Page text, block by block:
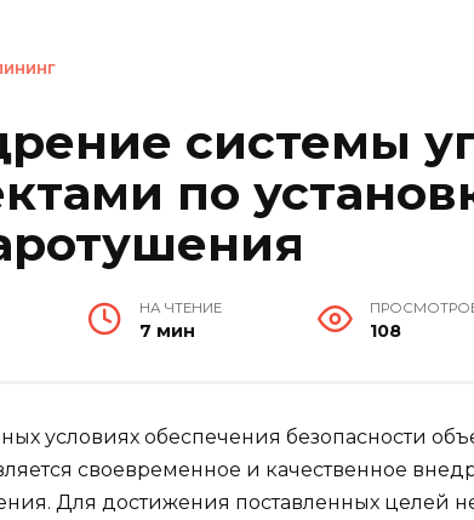
системы
по
НА ЧТЕНИЕ
7 мин 108
условиях обеспечения безопасности
своевременное и качественное
Для достижения поставленных целей